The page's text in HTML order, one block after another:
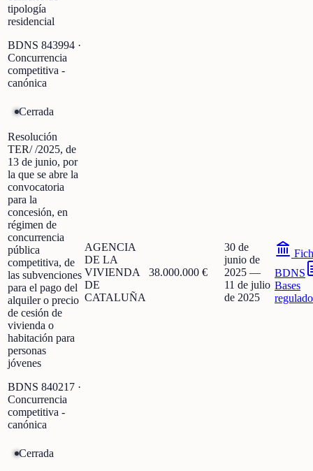
tipología
residencial
BDNS 843994 ·
Concurrencia
competitiva -
canónica
Cerrada
Resolución
TER/ /2025, de
13 de junio, por
la que se abre la
convocatoria
para la
concesión, en
régimen de
concurrencia
pública
competitiva, de
las subvenciones
para el pago del
alquiler o precio
de cesión de
vivienda o
habitación para
personas
jóvenes
BDNS 840217 ·
Concurrencia
competitiva -
canónica
AGENCIA
DE LA
VIVIENDA
DE
CATALUÑA
38.000.000 €
30 de
junio de
2025 —
11 de julio
de 2025
BDNS
Bases
Cerrada